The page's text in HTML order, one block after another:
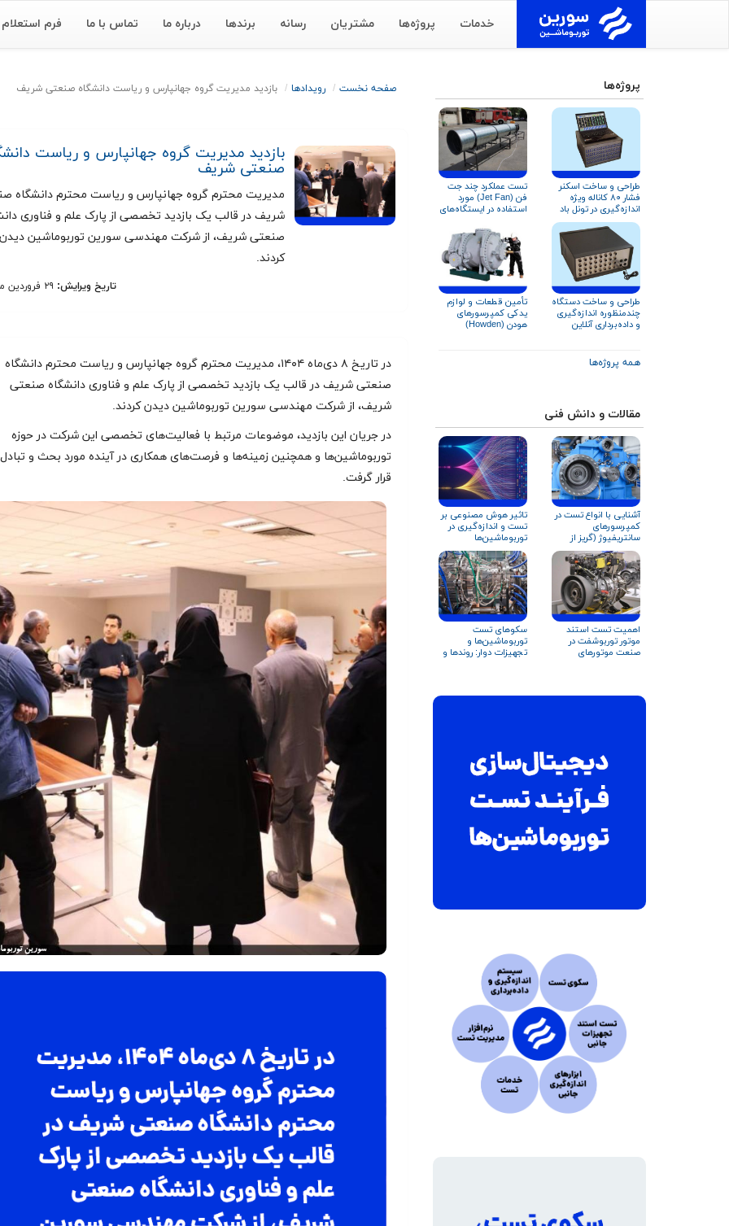
خدمات پروژه‌ها مشتریان رسانه برندها درباره ما تماس با ما فرم استعلام
پروژه‌ها
طراحی و ساخت اسکنر
فشار ۸۰ کاناله ویژه
اندازه‌گیری در تونل باد
تست عملکرد چند جت
فن (Jet Fan) مورد
استفاده در ایستگاه‌های
طراحی و ساخت دستگاه
چندمنظوره اندازه‌گیری
و داده‌برداری آنلاین
تأمین قطعات و لوازم
یدکی کمپرسورهای
هودن (Howden)
همه پروژه‌ها
مقالات و دانش فنی
آشنایی با انواع تست‌ در
کمپرسورهای
سانتریفیوژ (گریز از
مرکز)
تاثیر هوش مصنوعی بر
تست و اندازه‌گیری در
توربوماشین‌ها
اهمیت تست استند
موتور توربوشفت در
صنعت موتورهای
سکوهای تست
توربوماشین‌ها و
تجهیزات دوار: روندها و
صفحه نخست رویداد‌ها بازدید مدیریت گروه جهانپارس و ریاست دانشگاه صنعتی شریف
بازدید مدیریت گروه جهانپارس و ریاست
صنعتی شریف
مدیریت محترم گروه جهانپارس و ریاست محترم دانشگاه
شریف در قالب یک بازدید تخصصی از پارک علم و فناوری
صنعتی شریف، از شرکت مهندسی سورین توربوماشین
کردند.
تاریخ ویرایش: ۲۹ فروردین ماه ۱۴۰۵
در تاریخ ۸ دی‌ماه ۱۴۰۴، مدیریت محترم گروه جهانپارس و ریاست محترم دانشگاه
صنعتی شریف در قالب یک بازدید تخصصی از پارک علم و فناوری دانشگاه صنعتی
شریف، از شرکت مهندسی سورین توربوماشین دیدن کردند.
در جریان این بازدید، موضوعات مرتبط با فعالیت‌های تخصصی این شرکت در حوزه
توربوماشین‌ها و همچنین زمینه‌ها و فرصت‌های همکاری در آینده مورد بحث و
قرار گرفت.